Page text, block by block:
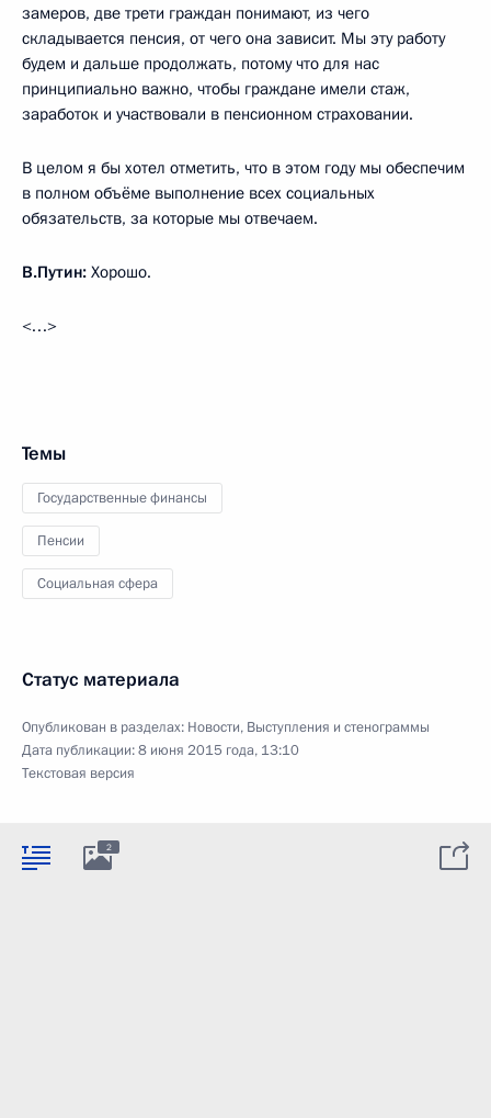
замеров, две трети граждан понимают, из чего
складывается пенсия, от чего она зависит. Мы эту работу
будем и дальше продолжать, потому что для нас
принципиально важно, чтобы граждане имели стаж,
заработок и участвовали в пенсионном страховании.
В целом я бы хотел отметить, что в этом году мы обеспечим
в полном объёме выполнение всех социальных
обязательств, за которые мы отвечаем.
В.Путин: Хорошо.
<…>
Темы
Государственные финансы
Пенсии
Социальная сфера
Статус материала
Опубликован в разделах: Новости, Выступления и стенограммы
Дата публикации:8 июня 2015 года, 13:10
Текстовая версия
2